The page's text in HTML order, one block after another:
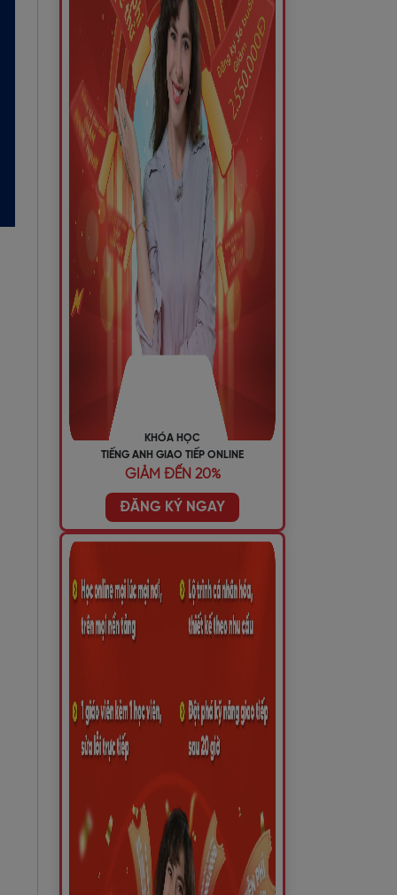
KHÓA HỌC
TIẾNG ANH GIAO TIẾP ONLINE
GIẢM ĐẾN 20%
ĐĂNG KÝ NGAY